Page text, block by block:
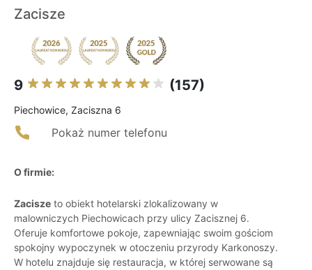
Zacisze
9 (157)
Piechowice, Zaciszna 6
Pokaż numer telefonu
O firmie:
Zacisze to obiekt hotelarski zlokalizowany w
malowniczych Piechowicach przy ulicy Zacisznej 6.
Oferuje komfortowe pokoje, zapewniając swoim gościom
spokojny wypoczynek w otoczeniu przyrody Karkonoszy.
W hotelu znajduje się restauracja, w której serwowane są